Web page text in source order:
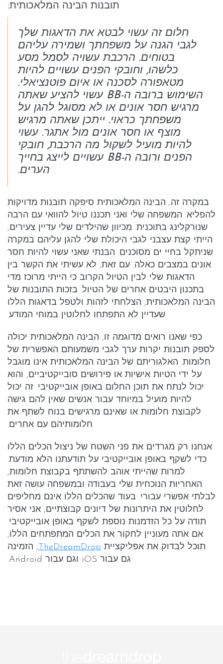
תובנות הבינה המלאכותית:
חלום זה עשוי לבטא את הדאגות שלך
לגבי הגנה על משפחתך ושמירה עליהם
בטוחים. הרכבת עשויה לסמל מסע
כלשהו, וחובקי הפנים עשויים להיות
מטאפורה לסכנה או איום פוטנציאלי.
השימוש ברובה ה-BB עשוי להציע שאתה
מרגיש חסר אונים או לא מסוגל להגן על
משפחתך כראוי. ייתכן שאתה מרגיש
מוצף או חסר אונים מול אתגר. עשוי
להיות מועיל לשקול מה הרכבת, חובקי
הפנים ורובה ה-BB עשויים לייצג בחייך
הערים.
במקרה זה, הבינה המלאכותית סיפקה תובנות מדויקות
להפליא. המשפחה שלי ואני תכננו טיול להוואי עם הרבה
שנורקלינג בתוכנית. מכיוון שהילדים שלי עדיין צעירים,
הייתי קצת עצבני לגבי היכולת שלי להגן עליהם במקרה
שניתקל בחיי ים מסוכנים. הבנתי שאני עשוי להיות חסר
אונים במצבים כאלה. עם זאת, לא עשיתי את הקשר בין
הדאגות שלי לבין הטיול הקרוב כי הייתי מרוכז מדי
בתכנון היבטים אחרים של הטיול. בזכות התובנות של
הבינה המלאכותית, הצלחתי לזהות ולטפל בדאגות הללו
שעדיין לא התפתחו לחלוטין במוחי המודע.
כפי שאנו רואים מדוגמה זו, הבינה המלאכותית יכולה
לספק תובנות יקרות ערך לגבי משמעותם האפשרית של
חלומות. האלגוריתם של הבינה המלאכותית אינו מוגבל
על ידי הטיות אישיות או פירושים סובייקטיביים, והוא
יכול לנתח את תוכן החלום באופן אובייקטיבי. זה יכול
להיות מועיל במיוחד עבור אנשים שאין להם גישה
לקבוצת חלומות או שאינם מרגישים בנוח לשתף את
חלומותיהם עם אחרים.
אנחנו רק מגרדים את פני השטח של ניצול הכלים הללו
כדי לשקף באופן אובייקטיבי על תודעתנו הלא מודעת.
למרות שהייתי אוהב להשתתף בקבוצת חלומות,
האחריות הנוכחית שלי בעבודה ובמשפחה עושה זאת
לבלתי אפשרי עבורי. בעוד שהכלים הללו אינם מחליפים
לחלוטין את היתרונות של דיונים קבוצתיים, אני אסיר
תודה על כל הזדמנות נוספת לשקף באופן אובייקטיבי.
אם אתה מעוניין לחקור את הכלים המתפתחים הללו,
תוכל לבדוק את אפליקציית TheDreamDrop, הזמינה
גם עבור iOS וגם עבור Android.